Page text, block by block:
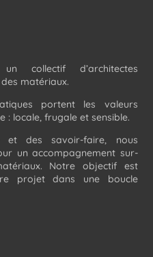
collectif d’architectes
des matériaux.
portent les valeurs
: locale, frugale et sensible.
des savoir-faire, nous
un accompagnement sur-
Notre objectif est
projet dans une boucle